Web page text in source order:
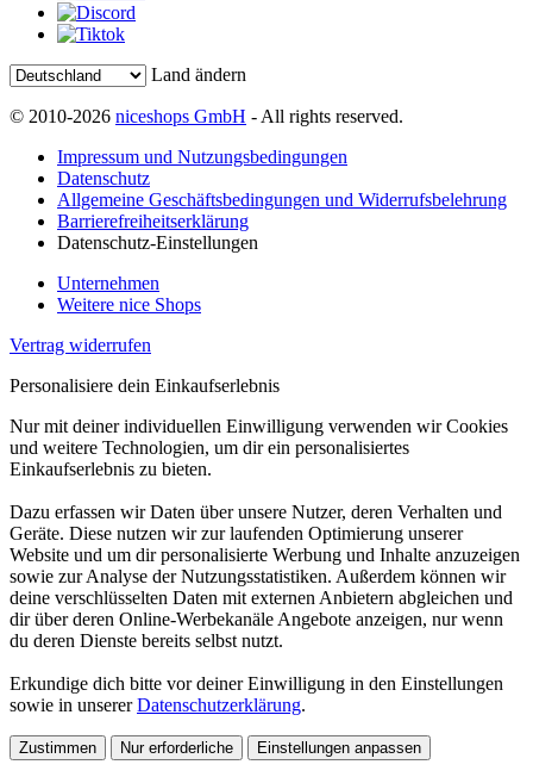
Land ändern
© 2010-2026 niceshops GmbH - All rights reserved.
Impressum und Nutzungsbedingungen
Datenschutz
Allgemeine Geschäftsbedingungen und Widerrufsbelehrung
Barrierefreiheitserklärung
Datenschutz-Einstellungen
Unternehmen
Weitere nice Shops
Vertrag widerrufen
Personalisiere dein Einkaufserlebnis
Nur mit deiner individuellen Einwilligung verwenden wir Cookies
und weitere Technologien, um dir ein personalisiertes
Einkaufserlebnis zu bieten.
Dazu erfassen wir Daten über unsere Nutzer, deren Verhalten und
Geräte. Diese nutzen wir zur laufenden Optimierung unserer
Website und um dir personalisierte Werbung und Inhalte anzuzeigen
sowie zur Analyse der Nutzungsstatistiken. Außerdem können wir
deine verschlüsselten Daten mit externen Anbietern abgleichen und
dir über deren Online-Werbekanäle Angebote anzeigen, nur wenn
du deren Dienste bereits selbst nutzt.
Erkundige dich bitte vor deiner Einwilligung in den Einstellungen
sowie in unsererDatenschutzerklärung.
Zustimmen Nur erforderliche Einstellungen anpassen